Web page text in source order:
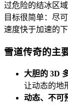
过危险的结冰区
目标很简单：尽
速度快于加速的下
雪道传奇的主
大胆的 3D
让动态的地
动态、不可